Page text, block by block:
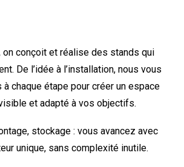
on conçoit et réalise des stands qui
De l’idée à l’installation, nous vous
à chaque étape pour créer un espace
et adapté à vos objectifs.
stockage : vous avancez avec
unique, sans complexité inutile.